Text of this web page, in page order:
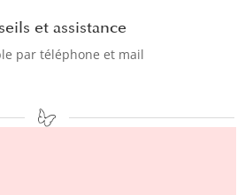
et assistance
par téléphone et mail